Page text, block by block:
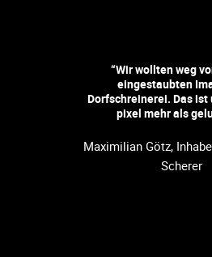
“Wir wollten weg
eingestaubten
Dorfschreinerei. Das ist
pixel mehr als
Maximilian Götz,
Scherer